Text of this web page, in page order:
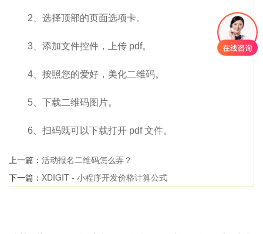
2、选择顶部的页面选项卡。
3、添加文件控件，上传 pdf。
4、按照您的爱好，美化二维码。
5、下载二维码图片。
6、扫码既可以下载打开 pdf 文件。
上一篇： 活动报名二维码怎么弄？
下一篇： XDIGIT - 小程序开发价格计算公式